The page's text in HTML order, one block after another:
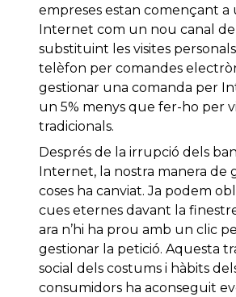
empreses estan començant a
Internet com un nou canal de
substituint les visites
telèfon per comandes
gestionar una comanda per
un 5% menys que fer-ho per
tradicionals.
Després de la irrupció dels
Internet, la nostra manera de
coses ha canviat. Ja podem
cues eternes davant la
ara n’hi ha prou amb un clic
gestionar la petició. Aquesta
social dels costums i hàbits
consumidors ha aconseguit